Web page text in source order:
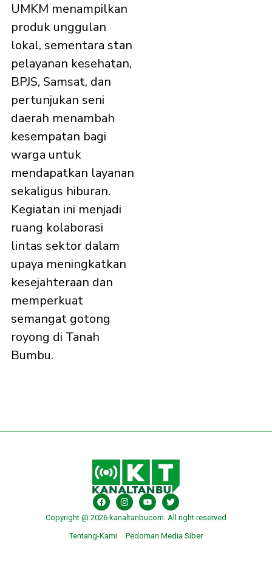
UMKM menampilkan
produk unggulan
lokal, sementara stan
pelayanan kesehatan,
BPJS, Samsat, dan
pertunjukan seni
daerah menambah
kesempatan bagi
warga untuk
mendapatkan layanan
sekaligus hiburan.
Kegiatan ini menjadi
ruang kolaborasi
lintas sektor dalam
upaya meningkatkan
kesejahteraan dan
memperkuat
semangat gotong
royong di Tanah
Bumbu.
Copyright @ 2026 kanaltanbucom. All right reserved
Tentang-Kami
Pedoman Media Siber